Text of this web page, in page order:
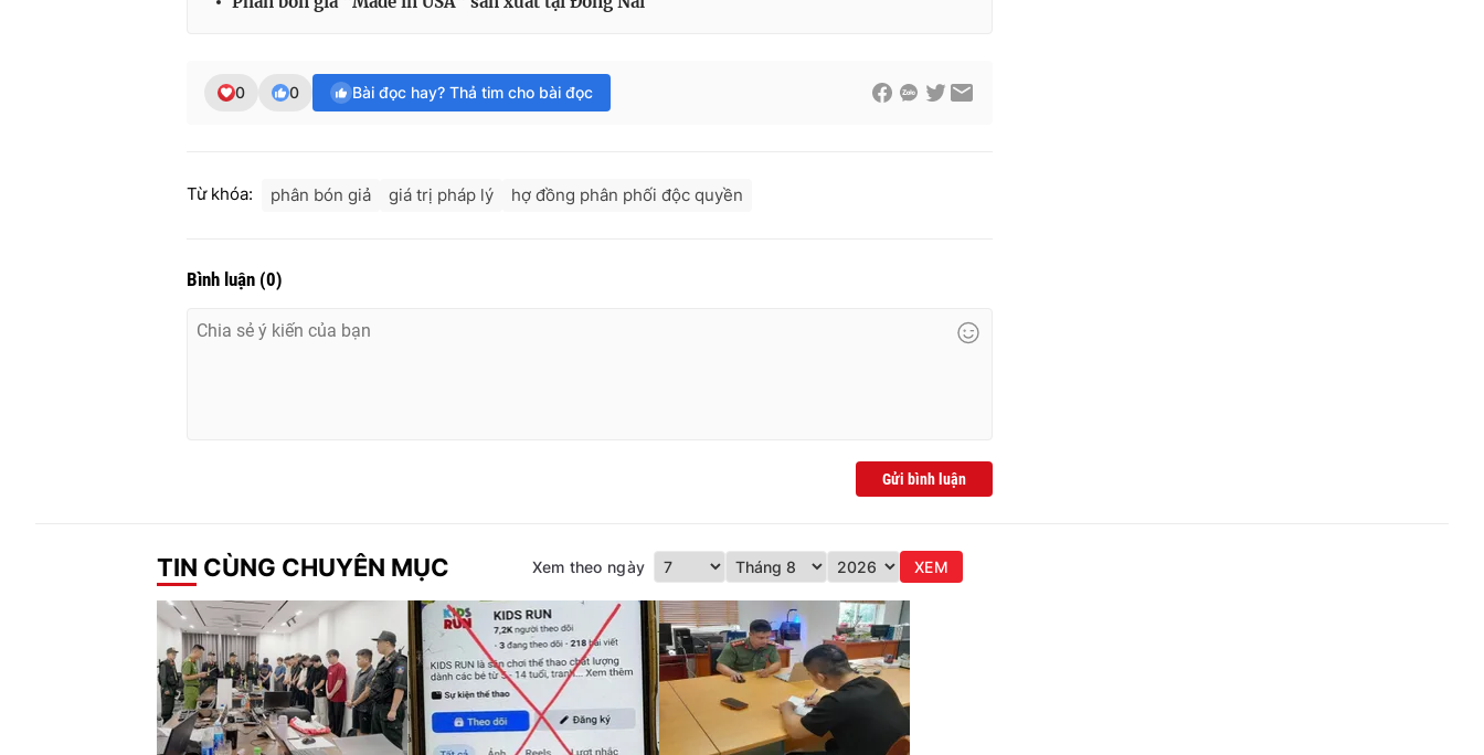
0 0 Bài đọc hay? Thả tim cho bài đọc
Từ khóa: phân bón giả giá trị pháp lý hợ đồng phân phối độc quyền
Bình luận (0)
Gửi bình luận
TIN CÙNG CHUYÊN MỤC Xem theo ngày XEM